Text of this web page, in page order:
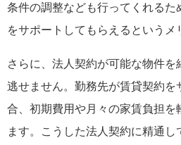
条件の調整なども行ってくれるた
をサポートしてもらえるというメ
さらに、法人契約が可能な物件を
逃せません。勤務先が賃貸契約を
合、初期費用や月々の家賃負担を
ます。こうした法人契約に精通